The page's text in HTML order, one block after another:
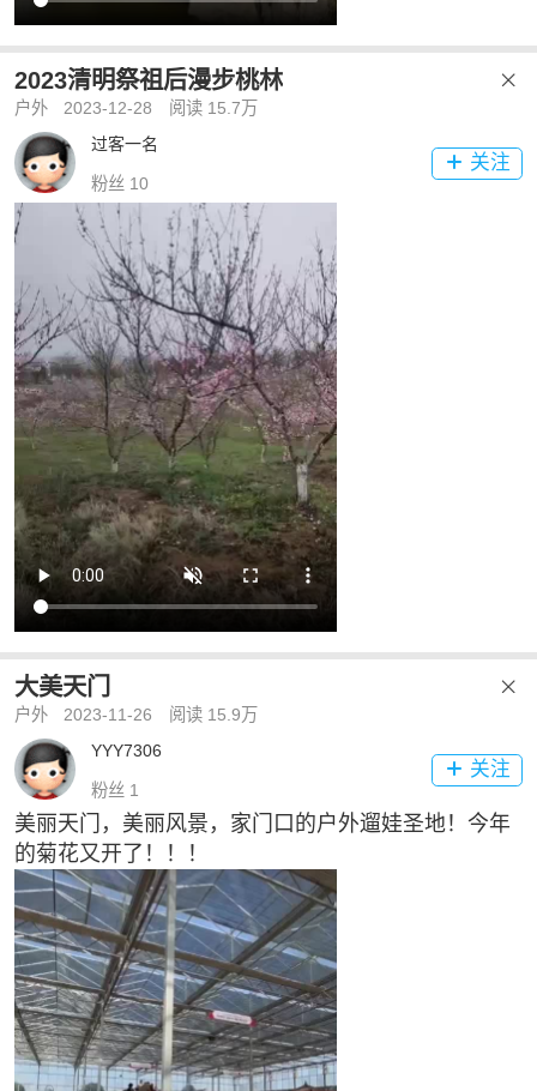
2023清明祭祖后漫步桃林 
户外 2023-12-28
阅读 15.7万
过客一名
粉丝 10
 关注
大美天门 
户外 2023-11-26
阅读 15.9万
YYY7306
粉丝 1
 关注
美丽天门，美丽风景，家门口的户外遛娃圣地！今年
的菊花又开了！！！